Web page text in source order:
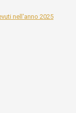
nell'anno 2025